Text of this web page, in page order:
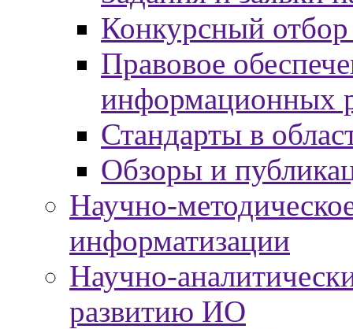
Конкурсный
Правовое
информационных
Стандарты в
Обзоры и
Научно-
информатизации
Научно-
развитию ИО